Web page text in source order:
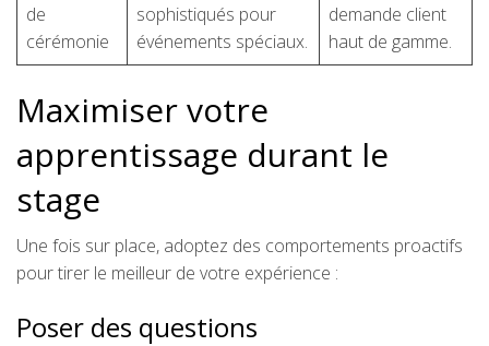
de
cérémonie
sophistiqués pour
événements spéciaux.
demande client
haut de gamme.
Maximiser votre
apprentissage durant le
stage
Une fois sur place, adoptez des comportements proactifs
pour tirer le meilleur de votre expérience :
Poser des questions